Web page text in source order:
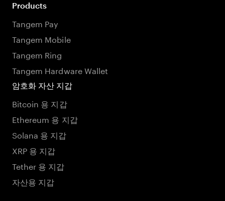
Products
Tangem Pay
Tangem Mobile
Tangem Ring
Tangem Hardware Wallet
암호화 자산 지갑
Bitcoin 용 지갑
Ethereum 용 지갑
Solana 용 지갑
XRP 용 지갑
Tether 용 지갑
자산용 지갑